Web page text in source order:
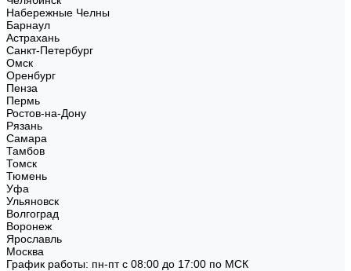
Набережные Челны
Барнаул
Астрахань
Санкт-Петербург
Омск
Оренбург
Пенза
Пермь
Ростов-на-Дону
Рязань
Самара
Тамбов
Томск
Тюмень
Уфа
Ульяновск
Волгоград
Воронеж
Ярославль
Москва
График работы: пн-пт с 08:00 до 17:00 по МСК